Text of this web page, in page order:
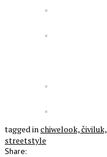
tagged in chiwelook,čiviluk,
streetstyle
Share: